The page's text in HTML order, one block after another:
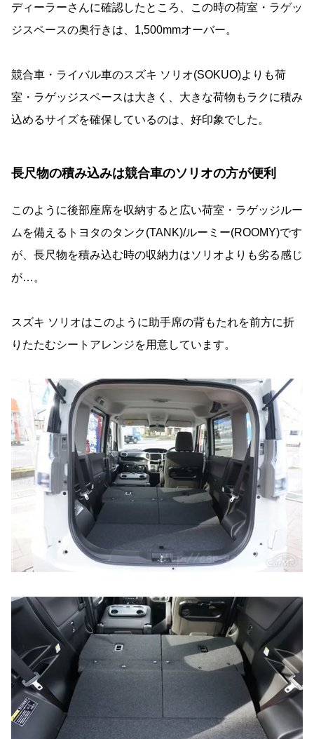
ディーラーさんに確認したところ、この時の荷室・ラゲッ
ジスペースの奥行きは、1,500mmオーバー。
競合車・ライバル車のスズキ ソリオ(SOKUO)よりも荷
室・ラゲッジスペースは大きく、大きな荷物もラクに積み
込めるサイズを確保しているのは、好印象でした。
長尺物の積み込みは競合車のソリオの方が便利
このように後部座席を収納すると広い荷室・ラゲッジルー
ムを備えるトヨタのタンク(TANK)/ルーミー(ROOMY)です
が、長尺物を積み込む時の収納力はソリオよりも劣る感じ
が…。
スズキ ソリオはこのように助手席の背もたれを前方に折
りたたむシートアレンジを用意しています。